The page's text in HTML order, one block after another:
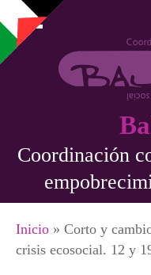
Pasar al contenido principal
Coordinación
Se
Inicio » Corto y
crisis ecosocial. 12 y